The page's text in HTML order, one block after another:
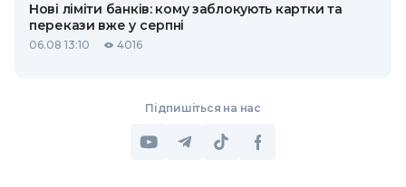
Нові ліміти банків: кому заблокують картки та
перекази вже у серпні
06.08 13:10 4016
Підпишіться на нас